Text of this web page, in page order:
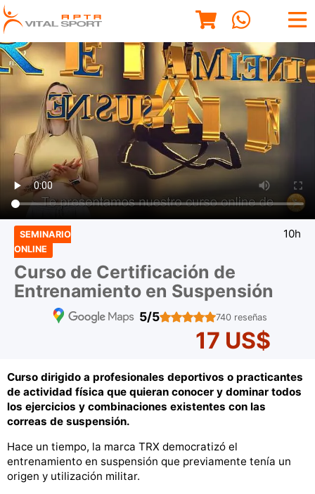
SEMINARIO
ONLINE
10h
Curso de Certificación de
Entrenamiento en Suspensión
5/5 740 reseñas
17 US$
Curso dirigido a profesionales deportivos o practicantes
de actividad física que quieran conocer y dominar todos
los ejercicios y combinaciones existentes con las
correas de suspensión.
Hace un tiempo, la marca TRX democratizó el
entrenamiento en suspensión que previamente tenía un
origen y utilización militar.